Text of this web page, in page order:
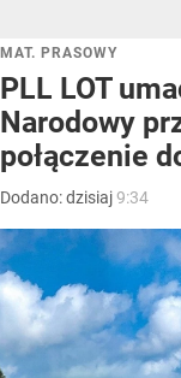
MAT. PRASOWY
PLL LOT
Narodowy
połączenie
Dodano:dzisiaj9:34